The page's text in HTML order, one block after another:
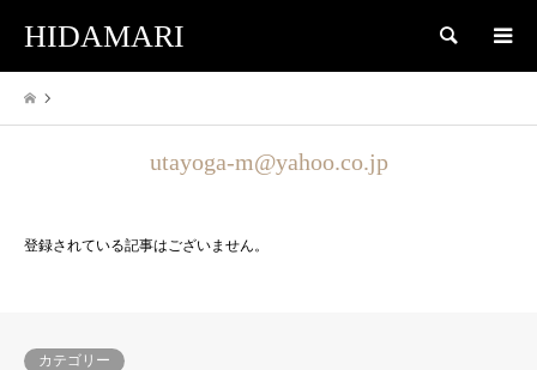
HIDAMARI 検索
utayoga-m@yahoo.co.jp
登録されている記事はございません。
カテゴリー